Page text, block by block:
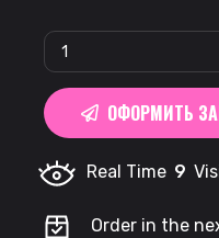
The
Simpsons
WatermelonОФОРМИТЬ
Real Time 9
Order in the